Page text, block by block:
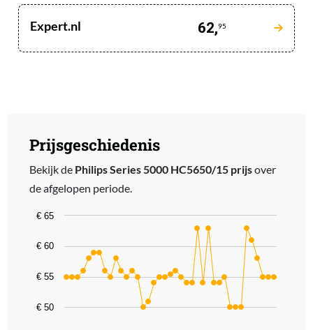
Expert.nl 62,95
Prijsgeschiedenis
Bekijk de Philips Series 5000 HC5650/15 prijsover
de afgelopen periode.
Chart
Line chart with 39 data points.
The chart has 1 X axis displaying categories.
The chart has 1 Y axis displaying values. Data ranges from 49.99
€ 50
€ 55
€ 60
€ 65